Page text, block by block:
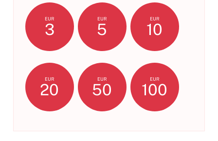
EUR
3
EUR
5
EUR
10
EUR
20
EUR
50
EUR
100